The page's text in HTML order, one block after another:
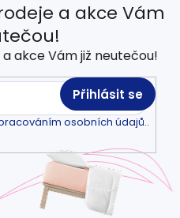
a akce Vám
akce Vám již neutečou!
osobních údajů..
Přihlásit se